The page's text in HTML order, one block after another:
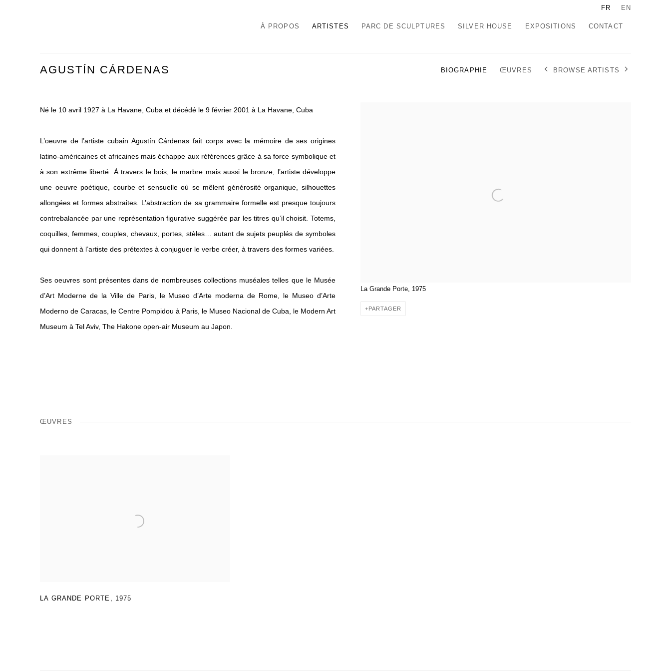
À PROPOS ARTISTES PARC DE SCULPTURES SILVER HOUSE EXPOSITIONS CONTACT
FR EN
AGUSTÍN CÁRDENAS BIOGRAPHIE ŒUVRES BROWSE ARTISTS
La Grande Porte, 1975
PARTAGER
Né le 10 avril 1927 à La Havane, Cuba et décédé le 9 février 2001 à La Havane, Cuba
L’oeuvre de l’artiste cubain Agustín Cárdenas fait corps avec la mémoire de ses origines
latino-américaines et africaines mais échappe aux références grâce à sa force symbolique et
à son extrême liberté. À travers le bois, le marbre mais aussi le bronze, l’artiste développe
une oeuvre poétique, courbe et sensuelle où se mêlent générosité organique, silhouettes
allongées et formes abstraites. L’abstraction de sa grammaire formelle est presque toujours
contrebalancée par une représentation figurative suggérée par les titres qu’il choisit. Totems,
coquilles, femmes, couples, chevaux, portes, stèles… autant de sujets peuplés de symboles
qui donnent à l’artiste des prétextes à conjuguer le verbe créer, à travers des formes variées.
Ses oeuvres sont présentes dans de nombreuses collections muséales telles que le Musée
d’Art Moderne de la Ville de Paris, le Museo d’Arte moderna de Rome, le Museo d’Arte
Moderno de Caracas, le Centre Pompidou à Paris, le Museo Nacional de Cuba, le Modern Art
Museum à Tel Aviv, The Hakone open-air Museum au Japon.
ŒUVRES
LA GRANDE PORTE , 1975